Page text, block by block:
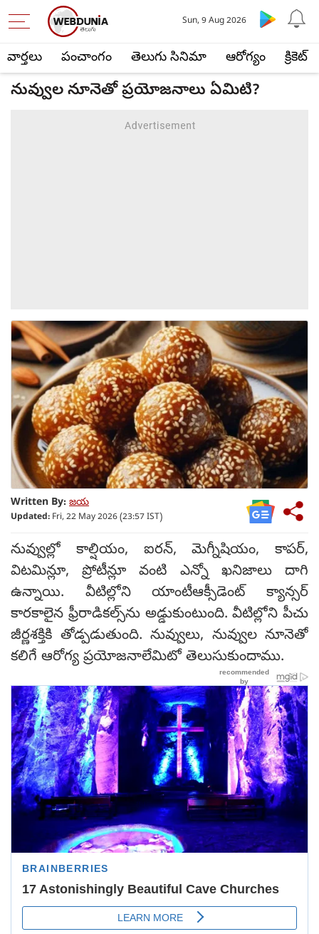
వార్తలు పంచాంగం తెలుగు సినిమా ఆరోగ్యం క్రికెట్
Sun, 9 Aug 2026
నువ్వుల నూనెతో ప్రయోజనాలు ఏమిటి?
Written By: జయ
Updated: Fri, 22 May 2026 (23:57 IST)
నువ్వుల్లో కాల్షియం, ఐరన్, మెగ్నీషియం, కాపర్,
విటమిన్లూ, ప్రోటీన్లూ వంటి ఎన్నో ఖనిజాలు దాగి
ఉన్నాయి. వీటిల్లోని యాంటీఆక్సీడెంట్ క్యాన్సర్
కారకాలైన ఫ్రీరాడికల్స్‌ను అడ్డుకుంటుంది. వీటిల్లోని పీచు
జీర్ణశక్తికి తోడ్పడుతుంది. నువ్వులు, నువ్వుల నూనెతో
కలిగే ఆరోగ్య ప్రయోజనాలేమిటో తెలుసుకుందాము.